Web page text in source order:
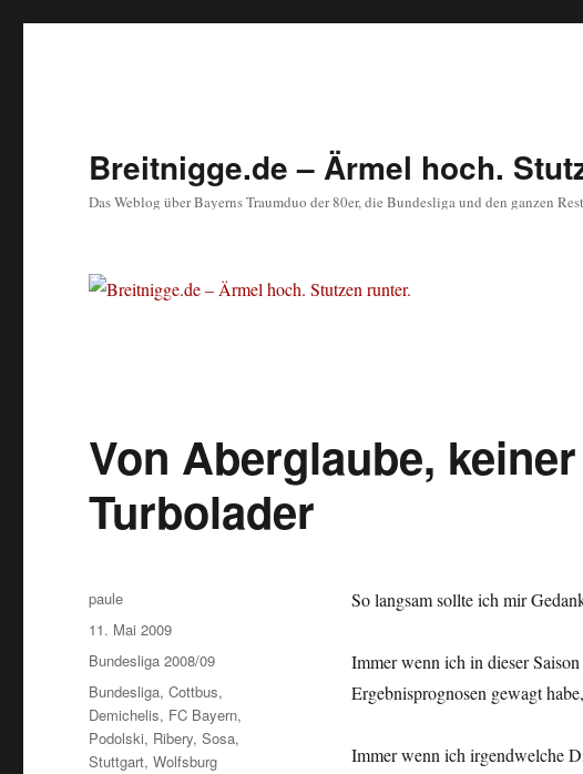
Breitnigge.de – Ärmel hoch.
Das Weblog über Bayerns Traumduo der 80er, die Bundesliga und den ganzen
Von Aberglaube,
Turbolader
So langsam sollte ich mir
Immer wenn ich in dieser
Ergebnisprognosen gewagt
Immer wenn ich irgendwelche
Autor
paule
Veröffentlicht
am
11. Mai 2009
Kategorien
Bundesliga 2008/09
Schlagwörter
Bundesliga,Cottbus,
Demichelis, FC Bayern,
Podolski, Ribery,Sosa,
Stuttgart,Wolfsburg